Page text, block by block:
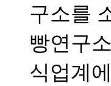
구소를
빵연구
식업계